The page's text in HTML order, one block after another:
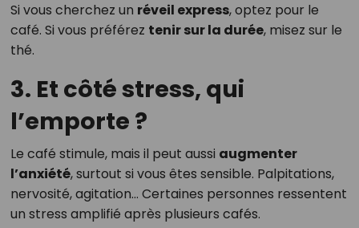
Si vous cherchez un réveil express, optez pour le
café. Si vous préférez tenir sur la durée, misez sur le
thé.
3. Et côté stress, qui
l’emporte ?
Le café stimule, mais il peut aussi augmenter
l’anxiété, surtout si vous êtes sensible. Palpitations,
nervosité, agitation… Certaines personnes ressentent
un stress amplifié après plusieurs cafés.